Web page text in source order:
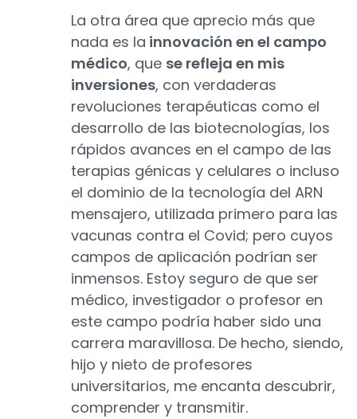
La otra área que aprecio más que
nada es la innovación en el campo
médico, que se refleja en mis
inversiones, con verdaderas
revoluciones terapéuticas como el
desarrollo de las biotecnologías, los
rápidos avances en el campo de las
terapias génicas y celulares o incluso
el dominio de la tecnología del ARN
mensajero, utilizada primero para las
vacunas contra el Covid; pero cuyos
campos de aplicación podrían ser
inmensos. Estoy seguro de que ser
médico, investigador o profesor en
este campo podría haber sido una
carrera maravillosa. De hecho, siendo,
hijo y nieto de profesores
universitarios, me encanta descubrir,
comprender y transmitir.